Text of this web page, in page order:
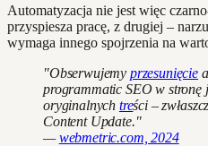
Automatyzacja nie jest więc
przyspiesza pracę, z drugiej –
wymaga innego spojrzenia na
"Obserwujemy przesunięcie
programmatic SEO w stronę
oryginalnych treści –
Content Update."
—webmetric.com, 2024